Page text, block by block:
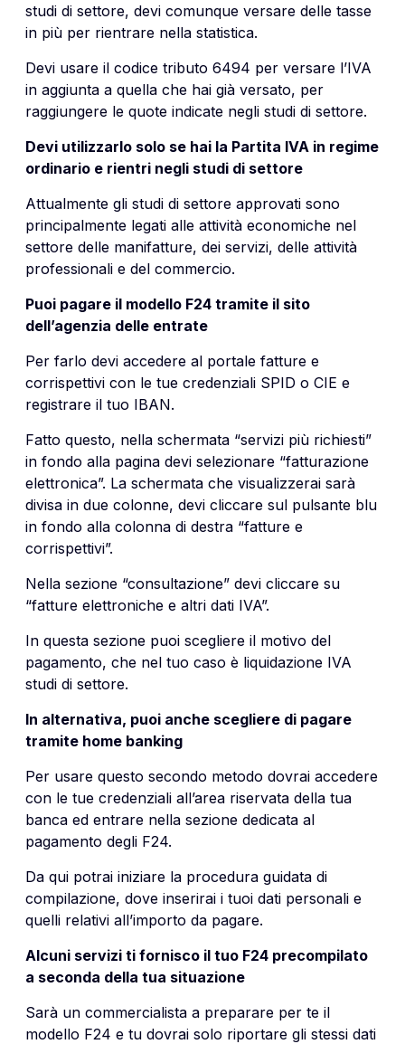
studi di settore, devi comunque versare delle tasse
in più per rientrare nella statistica.
Devi usare il codice tributo 6494 per versare l’IVA
in aggiunta a quella che hai già versato, per
raggiungere le quote indicate negli studi di settore.
Devi utilizzarlo solo se hai la Partita IVA in regime
ordinario e rientri negli studi di settore
Attualmente gli studi di settore approvati sono
principalmente legati alle attività economiche nel
settore delle manifatture, dei servizi, delle attività
professionali e del commercio.
Puoi pagare il modello F24 tramite il sito
dell’agenzia delle entrate
Per farlo devi accedere al portale fatture e
corrispettivi con le tue credenziali SPID o CIE e
registrare il tuo IBAN.
Fatto questo, nella schermata “servizi più richiesti”
in fondo alla pagina devi selezionare “fatturazione
elettronica”. La schermata che visualizzerai sarà
divisa in due colonne, devi cliccare sul pulsante blu
in fondo alla colonna di destra “fatture e
corrispettivi”.
Nella sezione “consultazione” devi cliccare su
“fatture elettroniche e altri dati IVA”.
In questa sezione puoi scegliere il motivo del
pagamento, che nel tuo caso è liquidazione IVA
studi di settore.
In alternativa, puoi anche scegliere di pagare
tramite home banking
Per usare questo secondo metodo dovrai accedere
con le tue credenziali all’area riservata della tua
banca ed entrare nella sezione dedicata al
pagamento degli F24.
Da qui potrai iniziare la procedura guidata di
compilazione, dove inserirai i tuoi dati personali e
quelli relativi all’importo da pagare.
Alcuni servizi ti fornisco il tuo F24 precompilato
a seconda della tua situazione
Sarà un commercialista a preparare per te il
modello F24 e tu dovrai solo riportare gli stessi dati